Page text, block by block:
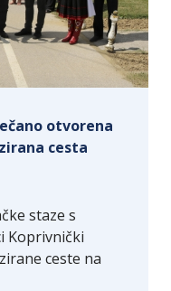
otvorena
cesta
staze s
Koprivnički
ceste na